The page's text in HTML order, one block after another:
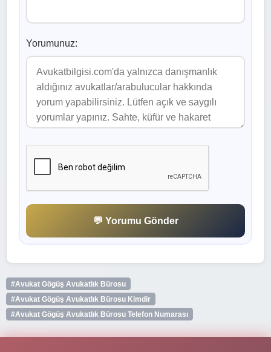
Yorumunuz:
💬 Yorumu Gönder
#Avukat Gögüş Avukatlık Bürosu
#Avukat Gögüş Avukatlık Bürosu Kimdir
#Avukat Gögüş Avukatlık Bürosu Telefon Numarası